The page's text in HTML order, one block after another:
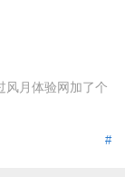
风月体验网加了个
#